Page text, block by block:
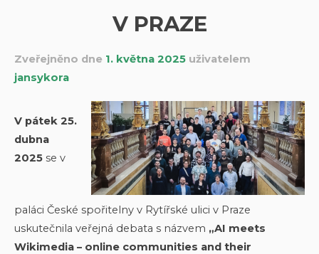
V PRAZE
Zveřejněno dne 1. května 2025 uživatelem
jansykora
V pátek 25.
dubna
2025 se v
paláci České spořitelny v Rytířské ulici v Praze
uskutečnila veřejná debata s názvem „AI meets
Wikimedia – online communities and their